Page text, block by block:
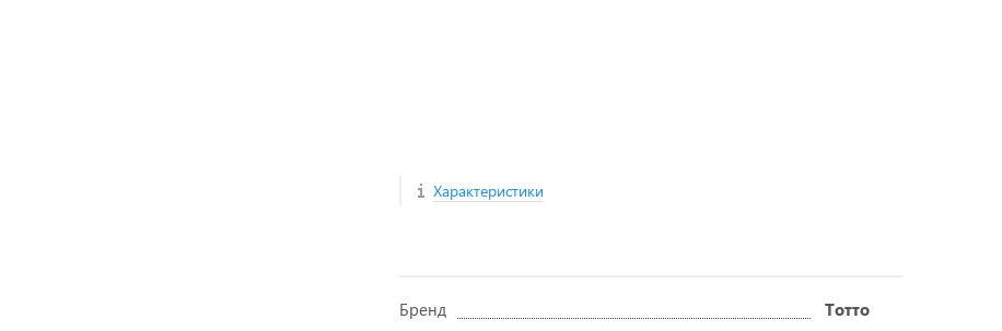
Характеристики
Бренд
Тотто